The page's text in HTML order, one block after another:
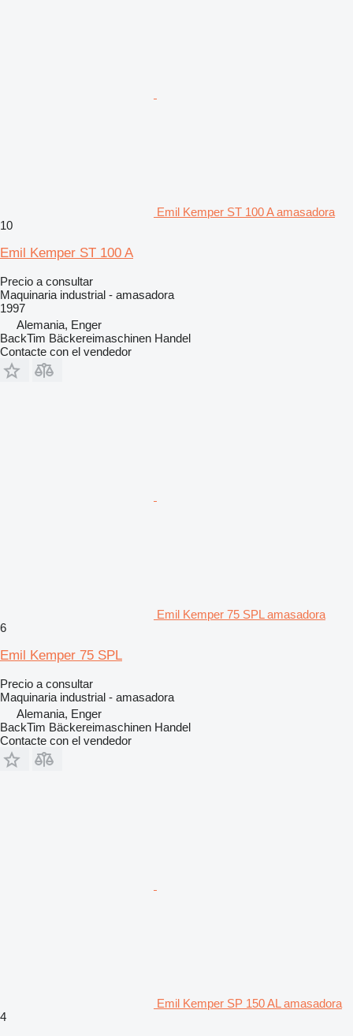
Emil Kemper ST 100 A amasadora
10
Emil Kemper ST 100 A
Precio a consultar
Maquinaria industrial - amasadora
1997
Alemania, Enger
BackTim Bäckereimaschinen Handel
Contacte con el vendedor
Emil Kemper 75 SPL amasadora
6
Emil Kemper 75 SPL
Precio a consultar
Maquinaria industrial - amasadora
Alemania, Enger
BackTim Bäckereimaschinen Handel
Contacte con el vendedor
Emil Kemper SP 150 AL amasadora
4